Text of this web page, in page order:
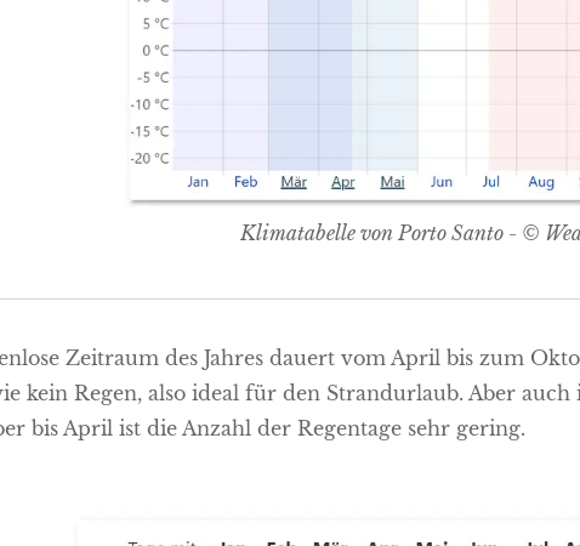
Klimatabelle von Porto Santo - ©
Zeitraum des Jahres dauert vom April bis zum
kein Regen, also ideal für den Strandurlaub. Aber
bis April ist die Anzahl der Regentage sehr gering.